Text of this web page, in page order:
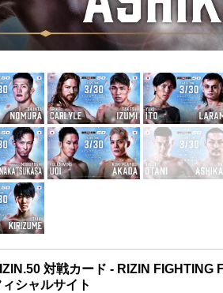
対戦カード - RIZIN FIGHTING
ィシャルサイト